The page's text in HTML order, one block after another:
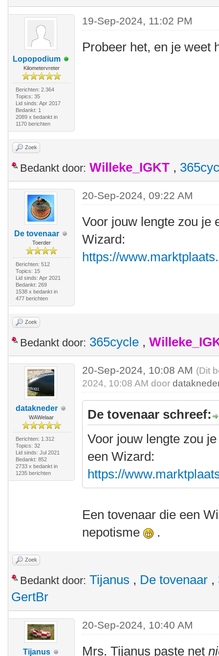
Lopopodium
Kilometervreter
Berichten: 2.364
Topics: 35
Lid sinds: Apr 2017
Bedankt: 1
2089 x bedankt in
1170 berichten
19-Sep-2024, 11:02 PM
Probeer het, en je weet
Zoek
Bedankt door: Willeke_IGKT ,
De tovenaar
Toerder
Berichten: 512
Topics: 15
Lid sinds: Apr 2021
Bedankt: 269
1538 x bedankt in
477 berichten
20-Sep-2024, 09:22 AM
Voor jouw lengte zou je
Wizard:
https://
Zoek
Bedankt door: 365cycle ,
datakneder
WAWelaar
Berichten: 1.312
Topics: 32
Lid sinds: Jul 2021
Bedankt: 852
2733 x bedankt in
1235 berichten
20-Sep-2024, 10:08 AM (Dit
2024, 10:08 AM door
De tovenaar schreef:
Voor jouw lengte zou
een Wizard:
https://
Een tovenaar die een
nepotisme
.
Zoek
Bedankt door: Tijanus , De tovenaar ,
GertBr
Tijanus
20-Sep-2024, 10:40 AM
Mrs. Tijanus paste net